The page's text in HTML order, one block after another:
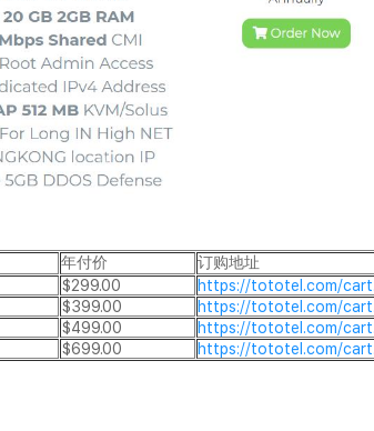
年付价
订购地址
$299.00
https://tototel.com/
$399.00
https://tototel.com/
$499.00
https://tototel.com/
$699.00 https://tototel.com/